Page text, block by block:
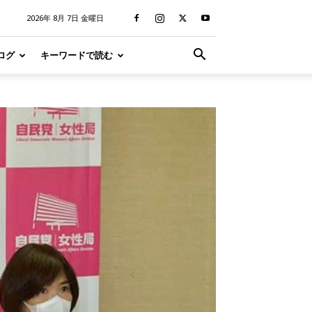
2026年 8月 7日 金曜日
グ キーワードで読む